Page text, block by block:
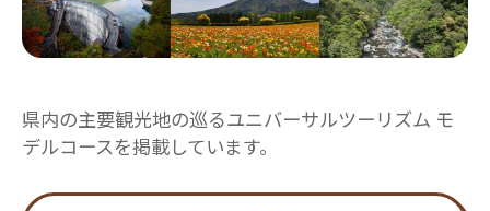
県内の主要観光地の巡るユニバーサルツーリズム モ
デルコースを掲載しています。